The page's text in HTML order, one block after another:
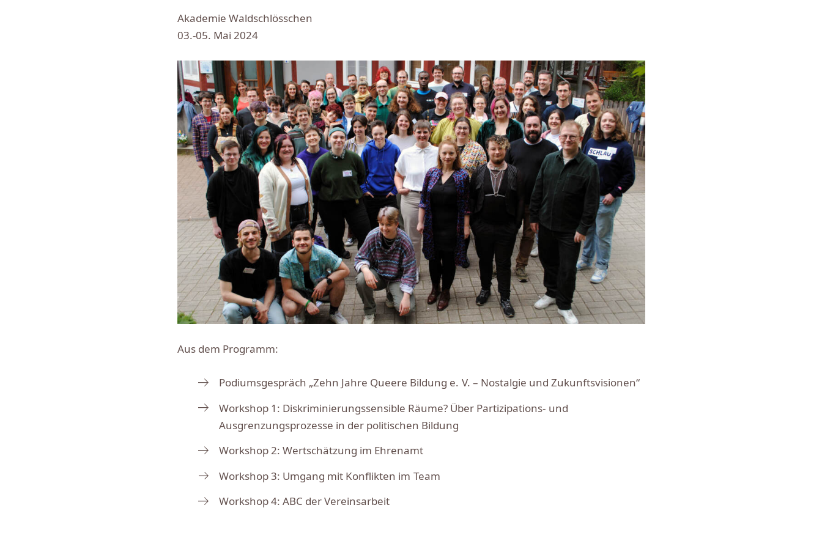
Akademie Waldschlösschen
03.-05. Mai 2024
Aus dem Programm:
Podiumsgespräch „Zehn Jahre Queere Bildung e. V. – Nostalgie und Zukunftsvisionen“
Workshop 1: Diskriminierungssensible Räume? Über Partizipations- und
Ausgrenzungsprozesse in der politischen Bildung
Workshop 2: Wertschätzung im Ehrenamt
Workshop 3: Umgang mit Konflikten im Team
Workshop 4: ABC der Vereinsarbeit